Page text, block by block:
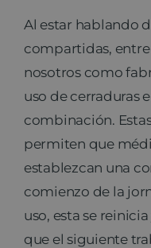
Al estar hablando
compartidas,
nosotros como
uso de cerraduras
combinación.
permiten que
establezcan una
comienzo de la
uso, esta se
que el siguiente